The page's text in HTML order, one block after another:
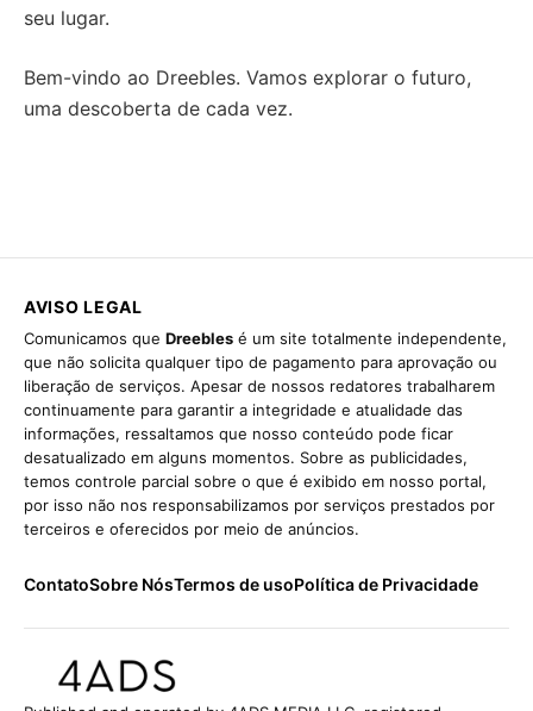
seu lugar.
Bem-vindo ao Dreebles. Vamos explorar o futuro,
uma descoberta de cada vez.
AVISO LEGAL
Comunicamos que Dreebles é um site totalmente independente,
que não solicita qualquer tipo de pagamento para aprovação ou
liberação de serviços. Apesar de nossos redatores trabalharem
continuamente para garantir a integridade e atualidade das
informações, ressaltamos que nosso conteúdo pode ficar
desatualizado em alguns momentos. Sobre as publicidades,
temos controle parcial sobre o que é exibido em nosso portal,
por isso não nos responsabilizamos por serviços prestados por
terceiros e oferecidos por meio de anúncios.
ContatoSobre NósTermos de usoPolítica de Privacidade